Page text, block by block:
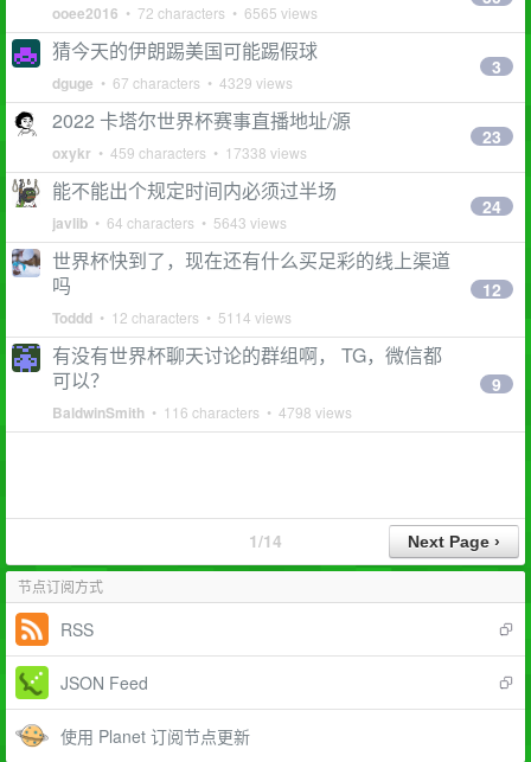
ooee2016 • 72 characters • 6565 views
猜今天的伊朗踢美国可能踢假球
dguge • 67 characters • 4329 views
3
2022 卡塔尔世界杯赛事直播地址/源
oxykr • 459 characters • 17338 views
23
能不能出个规定时间内必须过半场
javlib • 64 characters • 5643 views
24
世界杯快到了，现在还有什么买足彩的线上渠道
吗
Toddd • 12 characters • 5114 views
12
有没有世界杯聊天讨论的群组啊， TG，微信都
可以？
BaldwinSmith • 116 characters • 4798 views
9
1/14
节点订阅方式
RSS
JSON Feed
使用 Planet 订阅节点更新